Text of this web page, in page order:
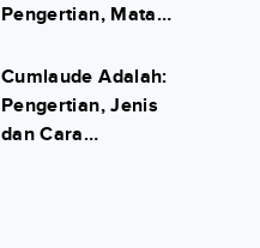
Pengertian, Mata
Kerja Lengkap
Cumlaude Adalah:
Pengertian, Jenis
dan Cara